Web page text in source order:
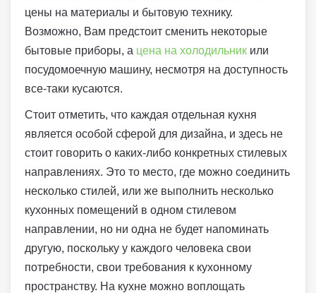
цены на материалы и бытовую технику.
Возможно, Вам предстоит сменить некоторые
бытовые приборы, а цена на холодильник или
посудомоечную машину, несмотря на доступность
все-таки кусаются.
Стоит отметить, что каждая отдельная кухня
является особой сферой для дизайна, и здесь не
стоит говорить о каких-либо конкретных стилевых
направлениях. Это то место, где можно соединить
несколько стилей, или же выполнить несколько
кухонных помещений в одном стилевом
направлении, но ни одна не будет напоминать
другую, поскольку у каждого человека свои
потребности, свои требования к кухонному
пространству. На кухне можно воплощать